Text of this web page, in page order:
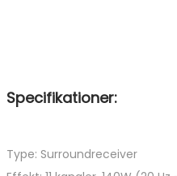
Specifikationer:
Type: Surroundreceiver